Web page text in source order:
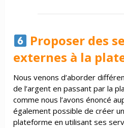
Proposer des
externes à la
Nous venons d’aborder
de l’argent en passant par la
comme nous l’avons énoncé
également possible de créer
plateforme en utilisant ses